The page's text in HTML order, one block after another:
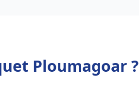
Ploumagoar ?